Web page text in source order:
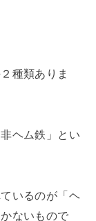
種類ありま
ヘム鉄」とい
いるのが「ヘ
ないもので